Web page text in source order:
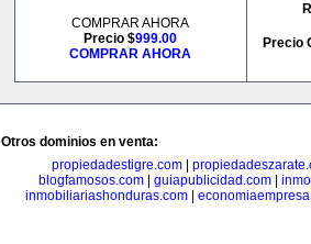
COMPRAR AHORA
Precio $999.00
COMPRAR AHORA
Precio
Otros dominios en venta:
propiedadestigre.com
blogfamosos.com
guiapublicidad.com
inmobiliariashonduras.com